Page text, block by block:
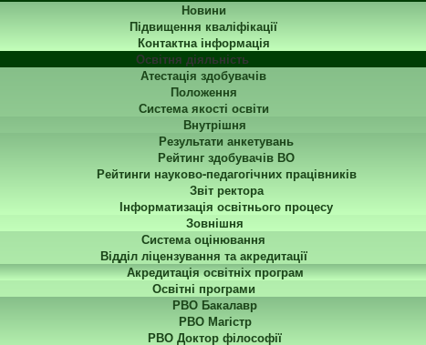
Новини
Підвищення кваліфікації
Контактна інформація
Освітня діяльність
Атестація здобувачів
Положення
Система якості освіти
Внутрішня
Результати анкетувань
Рейтинг здобувачів ВО
Рейтинги науково-педагогічних працівників
Звіт ректора
Інформатизація освітнього процесу
Зовнішня
Система оцінювання
Відділ ліцензування та акредитації
Акредитація освітніх програм
Освітні програми
РВО Бакалавр
РВО Магістр
РВО Доктор філософії